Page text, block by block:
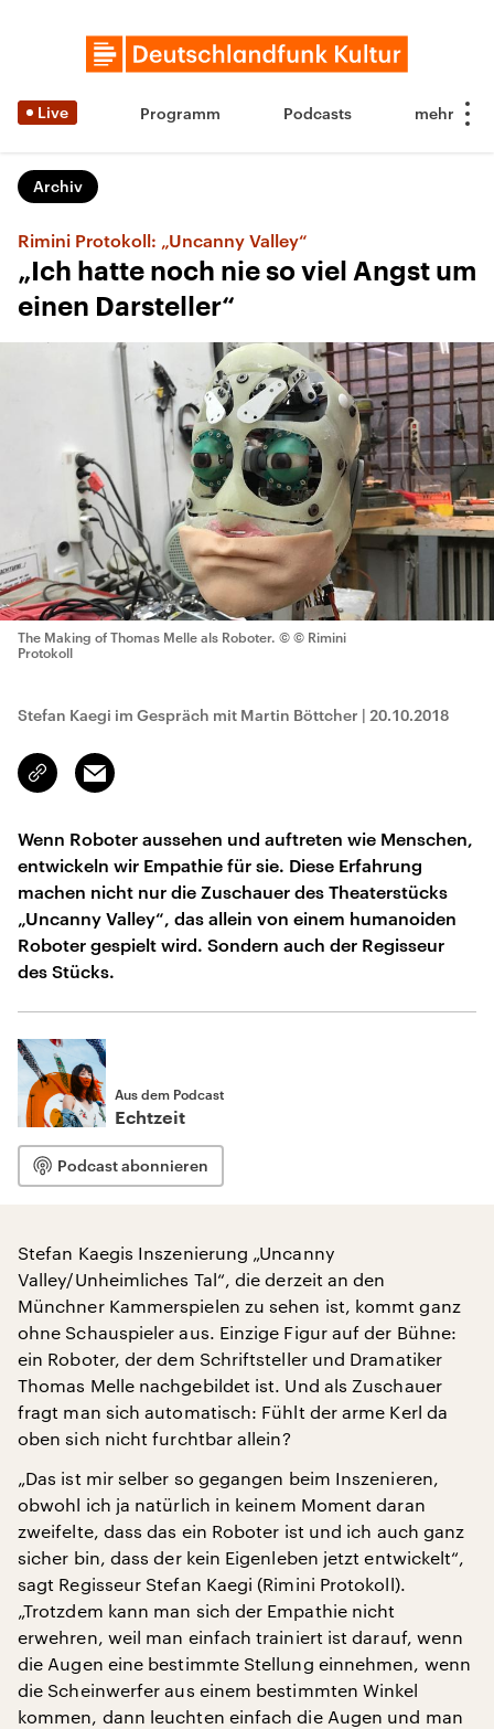
Live Programm Podcasts
Archiv
Rimini Protokoll: „Uncanny Valley“
„Ich hatte noch nie so viel Angst um
einen Darsteller“
The Making of Thomas Melle als Roboter. © © Rimini
Protokoll
Stefan Kaegi im Gespräch mit Martin Böttcher | 20.10.2018
Link
kopieren/teilen
Email
Wenn Roboter aussehen und auftreten wie Menschen,
entwickeln wir Empathie für sie. Diese Erfahrung
machen nicht nur die Zuschauer des Theaterstücks
„Uncanny Valley“, das allein von einem humanoiden
Roboter gespielt wird. Sondern auch der Regisseur
des Stücks.
Aus dem Podcast
Echtzeit
Podcast abonnieren
Stefan Kaegis Inszenierung „Uncanny
Valley/Unheimliches Tal“, die derzeit an den
Münchner Kammerspielen zu sehen ist, kommt ganz
ohne Schauspieler aus. Einzige Figur auf der Bühne:
ein Roboter, der dem Schriftsteller und Dramatiker
Thomas Melle nachgebildet ist. Und als Zuschauer
fragt man sich automatisch: Fühlt der arme Kerl da
oben sich nicht furchtbar allein?
„Das ist mir selber so gegangen beim Inszenieren,
obwohl ich ja natürlich in keinem Moment daran
zweifelte, dass das ein Roboter ist und ich auch ganz
sicher bin, dass der kein Eigenleben jetzt entwickelt“,
sagt Regisseur Stefan Kaegi (Rimini Protokoll).
„Trotzdem kann man sich der Empathie nicht
erwehren, weil man einfach trainiert ist darauf, wenn
die Augen eine bestimmte Stellung einnehmen, wenn
die Scheinwerfer aus einem bestimmten Winkel
kommen, dann leuchten einfach die Augen und man